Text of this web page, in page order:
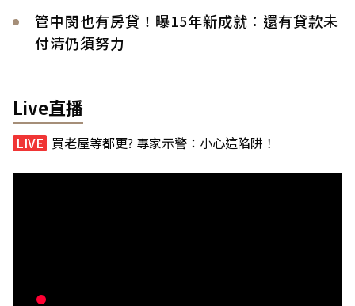
管中閔也有房貸！曝15年新成就：還有貸款未
付清仍須努力
Live直播
買老屋等都更? 專家示警：小心這陷阱！